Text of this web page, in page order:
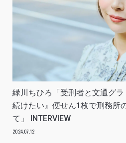
緑川ちひろ「受刑者と文通グ
続けたい』便せん1枚で刑務所
て」 INTERVIEW
2024.07.12